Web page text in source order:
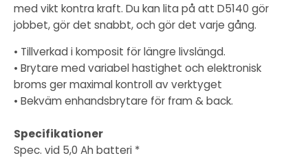
med vikt kontra kraft. Du kan lita på att D5140 gör
jobbet, gör det snabbt, och gör det varje gång.
• Tillverkad i komposit för längre livslängd.
• Brytare med variabel hastighet och elektronisk
broms ger maximal kontroll av verktyget
• Bekväm enhandsbrytare för fram & back.
Specifikationer
Spec. vid 5,0 Ah batteri *